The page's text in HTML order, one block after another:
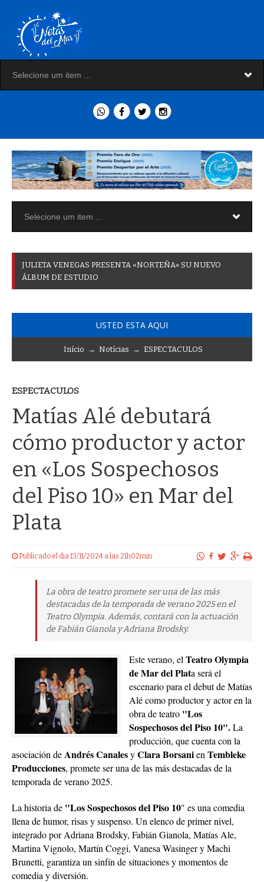
JULIETA VENEGAS PRESENTA «NORTEÑA» SU NUEVO
ÁLBUM DE ESTUDIO
USTED ESTA AQUI
Início → Notícias → ESPECTACULOS
ESPECTACULOS
Matías Alé debutará
cómo productor y actor
en «Los Sospechosos
del Piso 10» en Mar del
Plata
Publicado el dia 13/11/2024 a las 21h02min
La obra de teatro promete ser una de las más
destacadas de la temporada de verano 2025 en el
Teatro Olympia. Además, contará con la actuación
de Fabián Gianola y Adriana Brodsky.
Este verano, el Teatro Olympia
de Mar del Plata será el
escenario para el debut de Matías
Alé como productor y actor en la
obra de teatro"Los
Sospechosos del Piso 10".La
producción, que cuenta con la
asociación deAndrés CanalesyClara Borsanien Tembleke
Producciones, promete ser una de las más destacadas de la
temporada de verano 2025.
La historia de "Los Sospechosos del Piso 10" es una comedia
llena de humor, risas y suspenso. Un elenco de primer nivel,
integrado por Adriana Brodsky, Fabián Gianola, Matías Ale,
Martina Vignolo, Martín Coggi, Vanesa Wasinger y Machi
Brunetti, garantiza un sinfín de situaciones y momentos de
comedia y diversión.